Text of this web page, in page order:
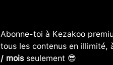
Abonne-toi à Kezakoo
tous les contenus en illimité,
/ moisseulement 😎